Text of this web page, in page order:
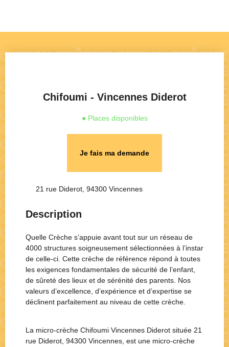
Chifoumi - Vincennes Diderot
● Places disponibles
Je fais ma demande
21 rue Diderot, 94300 Vincennes
Description
Quelle Crèche s’appuie avant tout sur un réseau de
4000 structures soigneusement sélectionnées à l’instar
de celle-ci. Cette crèche de référence répond à toutes
les exigences fondamentales de sécurité de l’enfant,
de sûreté des lieux et de sérénité des parents. Nos
valeurs d’excellence, d’expérience et d’expertise se
déclinent parfaitement au niveau de cette crèche.
La micro-crèche Chifoumi Vincennes Diderot située 21
rue Diderot, 94300 Vincennes, est une micro-crèche